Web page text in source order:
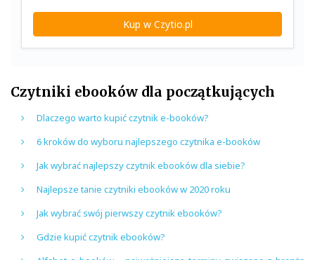
Kup w Czytio.pl
Czytniki ebooków dla początkujących
Dlaczego warto kupić czytnik e-booków?
6 kroków do wyboru najlepszego czytnika e-booków
Jak wybrać najlepszy czytnik ebooków dla siebie?
Najlepsze tanie czytniki ebooków w 2020 roku
Jak wybrać swój pierwszy czytnik ebooków?
Gdzie kupić czytnik ebooków?